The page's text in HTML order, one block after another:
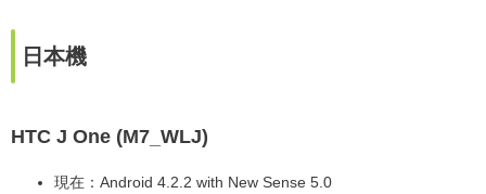
日本機
HTC J One (M7_WLJ)
現在：Android 4.2.2 with New Sense 5.0